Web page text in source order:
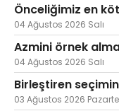
Önceliğimiz en
04 Ağustos 2026 Salı
Azmini örnek
04 Ağustos 2026 Salı
Birleştiren
03 Ağustos 2026